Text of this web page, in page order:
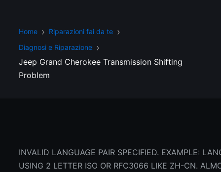
Home
Riparazioni fai da te
Diagnosi e Riparazione
Jeep Grand Cherokee Transmission Shifting
Problem
INVALID LANGUAGE PAIR SPECIFIED. EXAMPLE:
USING 2 LETTER ISO OR RFC3066 LIKE ZH-CN.